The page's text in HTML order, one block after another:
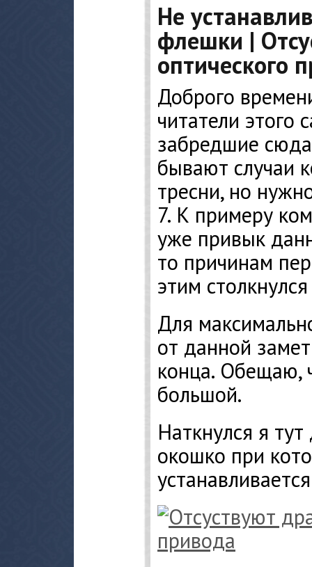
Не
флешки |
оптического
Доброго
читатели этого
забредшие
бывают случаи
тресни, но
7. К примеру
уже привык
то причинам
этим
Для
от данной
конца. Обещаю,
большой.
Наткнулся я
окошко при